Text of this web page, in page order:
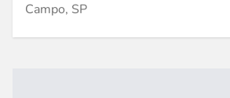
Campo, SP